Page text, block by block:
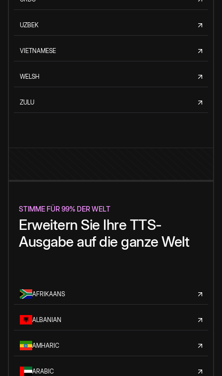
UZBEK
VIETNAMESE
WELSH
ZULU
STIMME FÜR 99% DER WELT
Erweitern Sie Ihre TTS-
Ausgabe auf die ganze Welt
AFRIKAANS
ALBANIAN
AMHARIC
ARABIC